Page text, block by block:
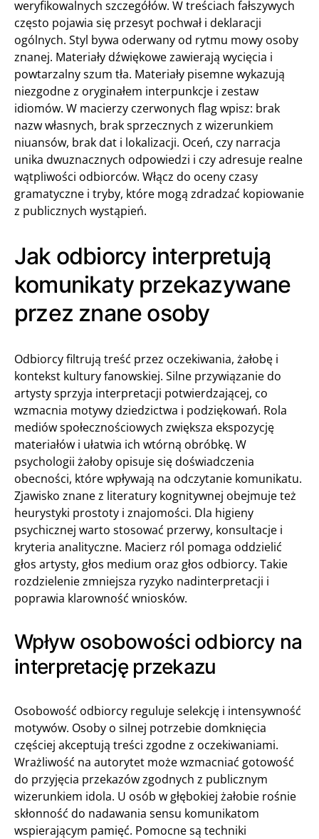
weryfikowalnych szczegółów. W treściach fałszywych
często pojawia się przesyt pochwał i deklaracji
ogólnych. Styl bywa oderwany od rytmu mowy osoby
znanej. Materiały dźwiękowe zawierają wycięcia i
powtarzalny szum tła. Materiały pisemne wykazują
niezgodne z oryginałem interpunkcje i zestaw
idiomów. W macierzy czerwonych flag wpisz: brak
nazw własnych, brak sprzecznych z wizerunkiem
niuansów, brak dat i lokalizacji. Oceń, czy narracja
unika dwuznacznych odpowiedzi i czy adresuje realne
wątpliwości odbiorców. Włącz do oceny czasy
gramatyczne i tryby, które mogą zdradzać kopiowanie
z publicznych wystąpień.
Jak odbiorcy interpretują
komunikaty przekazywane
przez znane osoby
Odbiorcy filtrują treść przez oczekiwania, żałobę i
kontekst kultury fanowskiej. Silne przywiązanie do
artysty sprzyja interpretacji potwierdzającej, co
wzmacnia motywy dziedzictwa i podziękowań. Rola
mediów społecznościowych zwiększa ekspozycję
materiałów i ułatwia ich wtórną obróbkę. W
psychologii żałoby opisuje się doświadczenia
obecności, które wpływają na odczytanie komunikatu.
Zjawisko znane z literatury kognitywnej obejmuje też
heurystyki prostoty i znajomości. Dla higieny
psychicznej warto stosować przerwy, konsultacje i
kryteria analityczne. Macierz ról pomaga oddzielić
głos artysty, głos medium oraz głos odbiorcy. Takie
rozdzielenie zmniejsza ryzyko nadinterpretacji i
poprawia klarowność wniosków.
Wpływ osobowości odbiorcy na
interpretację przekazu
Osobowość odbiorcy reguluje selekcję i intensywność
motywów. Osoby o silnej potrzebie domknięcia
częściej akceptują treści zgodne z oczekiwaniami.
Wrażliwość na autorytet może wzmacniać gotowość
do przyjęcia przekazów zgodnych z publicznym
wizerunkiem idola. U osób w głębokiej żałobie rośnie
skłonność do nadawania sensu komunikatom
wspierającym pamięć. Pomocne są techniki